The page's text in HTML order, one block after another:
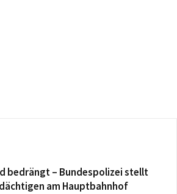
bedrängt – Bundespolizei stellt
am Hauptbahnhof